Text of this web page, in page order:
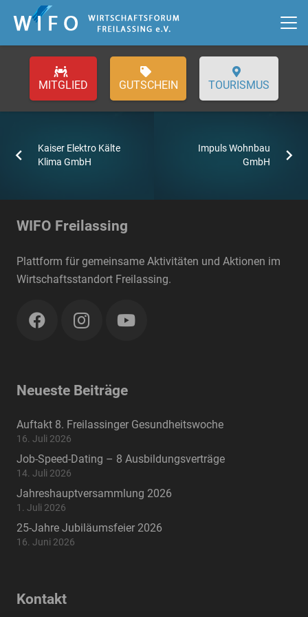
GUTSCHEIN TOURISMUS
Kaiser Elektro Kälte
Klima GmbH
Impuls Wohnbau
GmbH
WIFO Freilassing
Plattform für gemeinsame Aktivitäten und Aktionen im
Wirtschaftsstandort Freilassing.
Neueste Beiträge
Auftakt 8. Freilassinger Gesundheitswoche
16. Juli 2026
Job-Speed-Dating – 8 Ausbildungsverträge
14. Juli 2026
Jahreshauptversammlung 2026
1. Juli 2026
25-Jahre Jubiläumsfeier 2026
16. Juni 2026
Kontakt